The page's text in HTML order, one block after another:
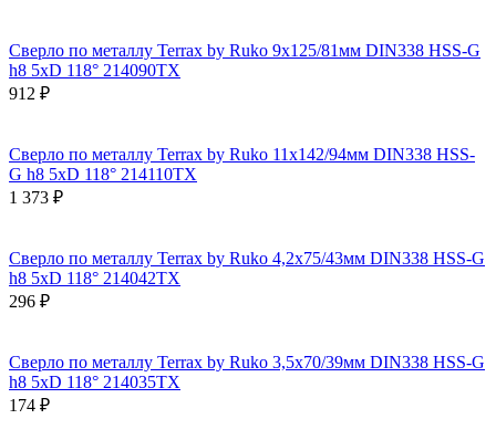
Сверло по металлу Terrax by Ruko 9x125/81мм DIN338 HSS-G
h8 5xD 118° 214090TX
912 ₽
Сверло по металлу Terrax by Ruko 11x142/94мм DIN338 HSS-
G h8 5xD 118° 214110TX
1 373 ₽
Сверло по металлу Terrax by Ruko 4,2x75/43мм DIN338 HSS-G
h8 5xD 118° 214042TX
296 ₽
Сверло по металлу Terrax by Ruko 3,5x70/39мм DIN338 HSS-G
h8 5xD 118° 214035TX
174 ₽